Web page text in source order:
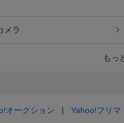
メラ
もっ
オークション Yahoo!フリマ